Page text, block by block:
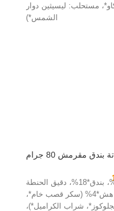
مستحلب: ليسيثين دوار
الشمس*)
بندق مقرمش 80 جرام
سكر البنجر*، زبدة الكاكاو*21%، بندق*18%، دقيق الحنطة
السوداء*، كتلة الكاكاو*8.5%، بندق هش*4% (سكر قصب خام*،